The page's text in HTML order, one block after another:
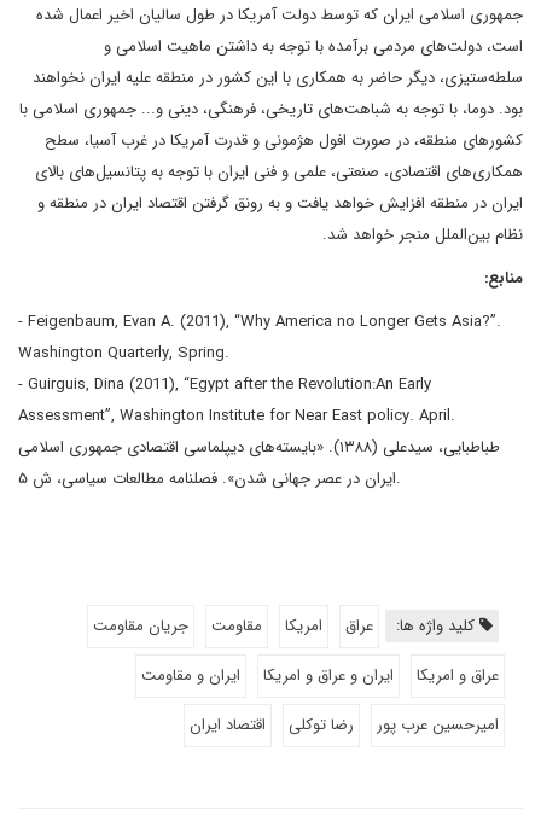
جمهوری اسلامی ایران که توسط دولت آمریکا در طول سالیان اخیر اعمال شده
است، دولت‌های مردمی برآمده با توجه به داشتن ماهیت اسلامی و
سلطه‌ستیزی، دیگر حاضر به همکاری با این کشور در منطقه علیه ایران نخواهند
بود. دوما، با توجه به شباهت‌های تاریخی، فرهنگی، دینی و... جمهوری اسلامی با
کشورهای منطقه، در صورت افول هژمونی و قدرت آمریکا در غرب آسیا، سطح
همکاری‌های اقتصادی، صنعتی، علمی و فنی ایران با توجه به پتانسیل‌های بالای
ایران در منطقه افزایش خواهد یافت و به رونق گرفتن اقتصاد ایران در منطقه و
نظام بین‌الملل منجر خواهد شد.
منابع:
- Feigenbaum, Evan A. (2011), “Why America no Longer Gets Asia?”.
Washington Quarterly, Spring.
- Guirguis, Dina (2011), “Egypt after the Revolution:An Early
Assessment”, Washington Institute for Near East policy. April.
طباطبایی، سیدعلی (۱۳۸۸). «بایسته‌های دیپلماسی اقتصادی جمهوری اسلامی
ایران در عصر جهانی شدن». فصلنامه مطالعات سیاسی، ش ۵.
کلید واژه ها: عراق امریکا مقاومت
جریان مقاومت
عراق و امریکا
ایران و عراق و امریکا
ایران و مقاومت
امیرحسین عرب پور
رضا توکلی اقتصاد ایران